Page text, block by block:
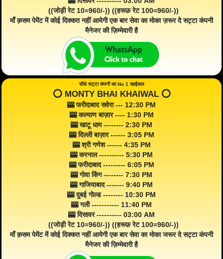
((जोड़ी रेट 10=960/-)) ((हरूफ़ रेट 100=960/-))
माँ क़सम पेमेंट में कोई दिक्कत नहीं आयेगी एक बार सेवा का मोका ज़रूर दे सट्टा कंपनी
मैनेजर की ज़िम्मेवारी है
सीधे सट्टा कंपनी का No 1 खाईवाल
⭕️ MONTY BHAI KHAIWAL ⭕️
🎰 फरीदाबाद सवेरा --- 12:30 PM
🎰 कल्याण बाज़ार ---- 1:30 PM
🎰 खाटू धाम -------- 2:30 PM
🎰 दिल्ली बाज़ार ------ 3:05 PM
🎰 श्री गणेश ------ 4:35 PM
🎰 करनाल ---------- 5:30 PM
🎰 फरीदाबाद --------- 6:05 PM
🎰 गोवा किंग -------- 7:30 PM
🎰 गाजियाबाद ------- 9:40 PM
🎰 दुबई गोल्ड -------- 10:30 PM
🎰 गली ----------- 11:40 PM
🎰 दिसावर ---------- 03:00 AM
((जोड़ी रेट 10=960/-)) ((हरूफ़ रेट 100=960/-))
माँ क़सम पेमेंट में कोई दिक्कत नहीं आयेगी एक बार सेवा का मोका जरूर दे सट्टा कंपनी
मैनेजर की ज़िम्मेवारी है